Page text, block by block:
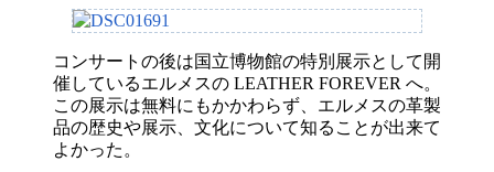
コンサートの後は国立博物館の特別展示として開
催しているエルメスの LEATHER FOREVER へ。
この展示は無料にもかかわらず、エルメスの革製
品の歴史や展示、文化について知ることが出来て
よかった。